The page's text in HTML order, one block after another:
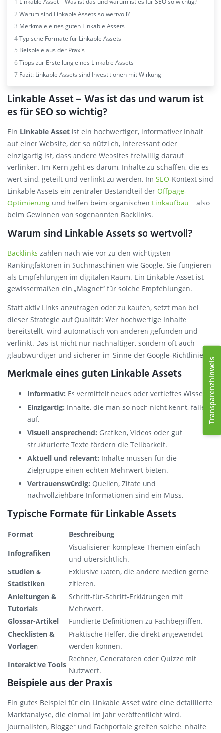
1 Linkable Asset – Was ist das und warum ist es für SEO so wichtig?
2Warum sind Linkable Assets so wertvoll?
3 Merkmale eines guten Linkable Assets
4Typische Formate für Linkable Assets
5 Beispiele aus der Praxis
6Tipps zur Erstellung eines Linkable Assets
7 Fazit: Linkable Assets sind Investitionen mit Wirkung
Linkable Asset – Was ist das und warum ist
es für SEO so wichtig?
Ein Linkable Asset ist ein hochwertiger, informativer Inhalt
auf einer Website, der so nützlich, interessant oder
einzigartig ist, dass andere Websites freiwillig darauf
verlinken. Im Kern geht es darum, Inhalte zu schaffen, die es
wert sind, geteilt und verlinkt zu werden. Im SEO-Kontext sind
Linkable Assets ein zentraler Bestandteil der Offpage-
Optimierung und helfen beim organischen Linkaufbau – also
beim Gewinnen von sogenannten Backlinks.
Warum sind Linkable Assets so wertvoll?
Backlinks zählen nach wie vor zu den wichtigsten
Rankingfaktoren in Suchmaschinen wie Google. Sie fungieren
als Empfehlungen im digitalen Raum. Ein Linkable Asset ist
gewissermaßen ein „Magnet“ für solche Empfehlungen.
Statt aktiv Links anzufragen oder zu kaufen, setzt man bei
dieser Strategie auf Qualität: Wer hochwertige Inhalte
bereitstellt, wird automatisch von anderen gefunden und
verlinkt. Das ist nicht nur nachhaltiger, sondern oft auch
glaubwürdiger und sicherer im Sinne der Google-Richtlinien.
Merkmale eines guten Linkable Assets
Informativ: Es vermittelt neues oder vertieftes Wissen.
Einzigartig: Inhalte, die man so noch nicht kennt, fallen
auf.
Visuell ansprechend: Grafiken, Videos oder gut
strukturierte Texte fördern die Teilbarkeit.
Aktuell und relevant: Inhalte müssen für die
Zielgruppe einen echten Mehrwert bieten.
Vertrauenswürdig: Quellen, Zitate und
nachvollziehbare Informationen sind ein Muss.
Typische Formate für Linkable Assets
Format
Beschreibung
Infografiken
Visualisieren komplexe Themen einfach
und übersichtlich.
Studien &
Statistiken
Exklusive Daten, die andere Medien gerne
zitieren.
Anleitungen &
Tutorials
Schritt-für-Schritt-Erklärungen mit
Mehrwert.
Glossar-Artikel
Fundierte Definitionen zu Fachbegriffen.
Checklisten &
Vorlagen
Praktische Helfer, die direkt angewendet
werden können.
Interaktive Tools
Rechner, Generatoren oder Quizze mit
Nutzwert.
Beispiele aus der Praxis
Ein gutes Beispiel für ein Linkable Asset wäre eine detaillierte
Marktanalyse, die einmal im Jahr veröffentlicht wird.
Journalisten, Blogger und Fachportale greifen solche Inhalte
Transparenzhinweis